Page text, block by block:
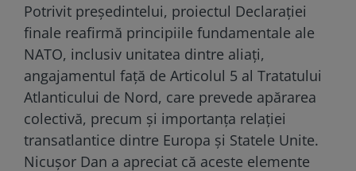
Potrivit președintelui, proiectul Declarației
finale reafirmă principiile fundamentale ale
NATO, inclusiv unitatea dintre aliați,
angajamentul față de Articolul 5 al Tratatului
Atlanticului de Nord, care prevede apărarea
colectivă, precum și importanța relației
transatlantice dintre Europa și Statele Unite.
Nicușor Dan a apreciat că aceste elemente